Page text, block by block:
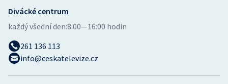
Divácké centrum
každý všední den:8:00—16:00 hodin
261 136 113
info@ceskatelevize.cz